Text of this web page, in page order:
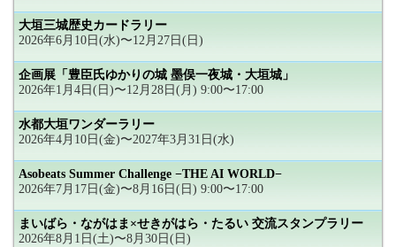
大垣三城歴史カードラリー
2026年6月10日(水)〜12月27日(日)
企画展「豊臣氏ゆかりの城 墨俣一夜城・大垣城」
2026年1月4日(日)〜12月28日(月) 9:00〜17:00
水都大垣ワンダーラリー
2026年4月10日(金)〜2027年3月31日(水)
Asobeats Summer Challenge −THE AI WORLD−
2026年7月17日(金)〜8月16日(日) 9:00〜17:00
まいばら・ながはま×せきがはら・たるい 交流スタンプラリー
2026年8月1日(土)〜8月30日(日)